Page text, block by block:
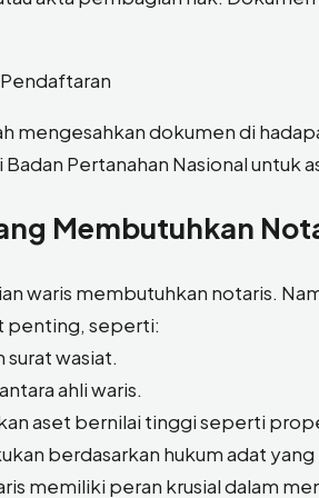
mengesahkan dokumen di
Pertanahan Nasional untuk
Membutuhkan
waris membutuhkan notaris.
penting, seperti:
wasiat.
ahli waris.
aset bernilai tinggi seperti
berdasarkan hukum adat
memiliki peran krusial dalam